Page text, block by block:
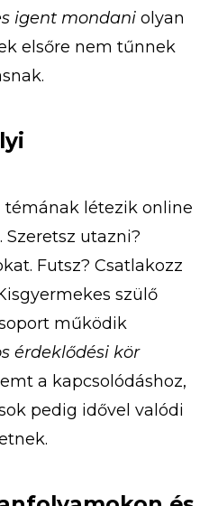
igent mondani olyan
elsőre nem tűnnek
létezik online
Szeretsz utazni?
Futsz? Csatlakozz
szülő
működik
érdeklődési kör
a kapcsolódáshoz,
pedig idővel valódi